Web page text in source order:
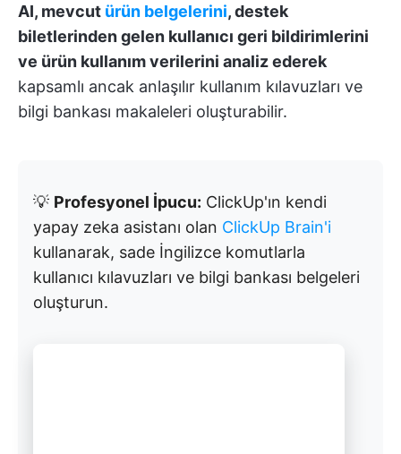
AI, mevcut ürün belgelerini, destek
biletlerinden gelen kullanıcı geri bildirimlerini
ve ürün kullanım verilerini analiz ederek
kapsamlı ancak anlaşılır kullanım kılavuzları ve
bilgi bankası makaleleri oluşturabilir.
💡 Profesyonel İpucu: ClickUp'ın kendi
yapay zeka asistanı olan ClickUp Brain'i
kullanarak, sade İngilizce komutlarla
kullanıcı kılavuzları ve bilgi bankası belgeleri
oluşturun.